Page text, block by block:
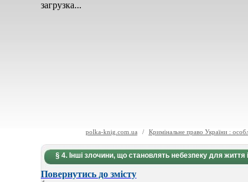
загрузка...
polka-knig.com.ua / Кримінальне право України :
§ 4. Інші злочини, що становлять небезпеку для
Повернутись до змісту